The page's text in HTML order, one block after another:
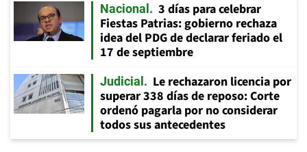
Nacional
3 días para celebrar
Fiestas Patrias: gobierno rechaza
idea del PDG de declarar feriado el
17 de septiembre
Judicial
Le rechazaron licencia por
superar 338 días de reposo: Corte
ordenó pagarla por no considerar
todos sus antecedentes